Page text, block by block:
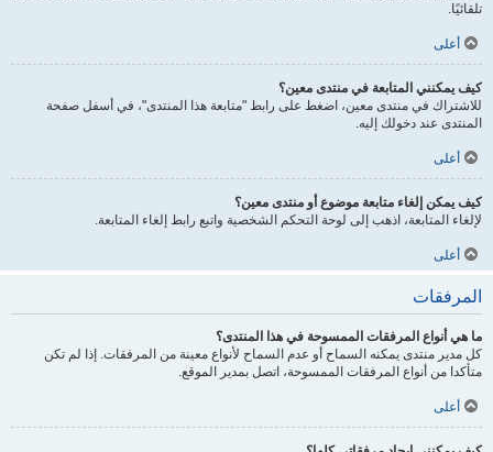
تلقائيًا.
أعلى
كيف يمكنني المتابعة في منتدى معين؟
للاشتراك في منتدى معين، اضغط على رابط "متابعة هذا المنتدى"، في أسفل صفحة
المنتدى عند دخولك إليه.
أعلى
كيف يمكن إلغاء متابعة موضوع أو منتدى معين؟
لإلغاء المتابعة، اذهب إلى لوحة التحكم الشخصية واتبع رابط إلغاء المتابعة.
أعلى
المرفقات
ما هي أنواع المرفقات الممسوحة في هذا المنتدى؟
كل مدير منتدى يمكنه السماح أو عدم السماح لأنواع معينة من المرفقات. إذا لم تكن
متأكدا من أنواع المرفقات الممسوحة، اتصل بمدير الموقع.
أعلى